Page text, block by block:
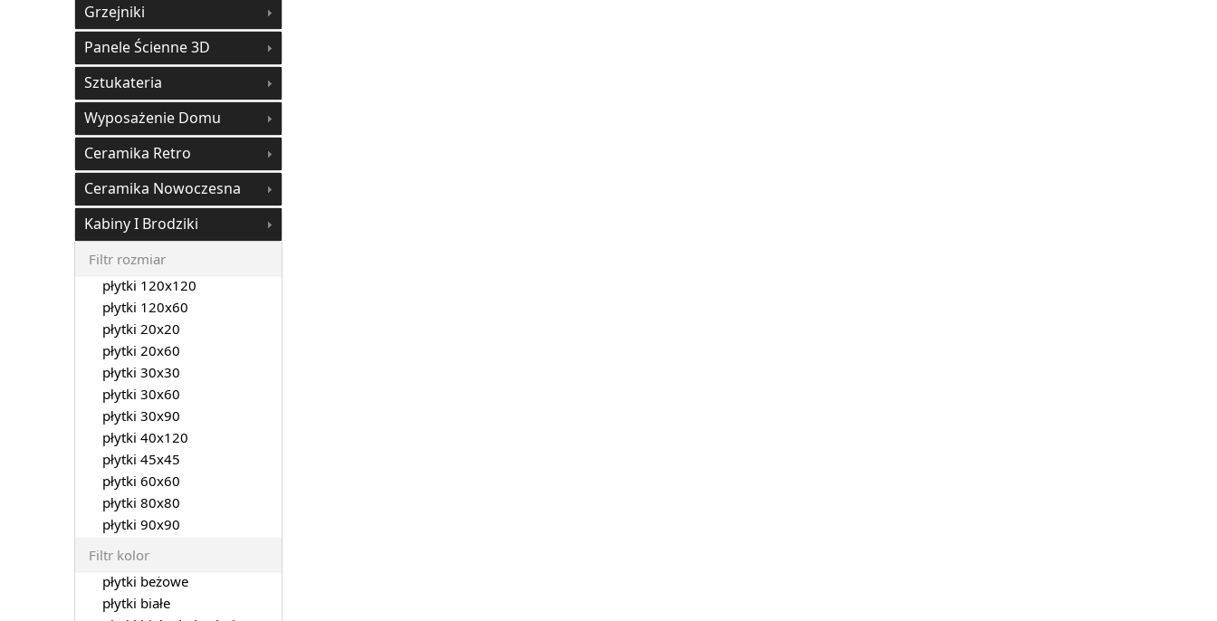
Grzejniki
Panele Ścienne 3D
Sztukateria
Wyposażenie Domu
Ceramika Retro
Ceramika Nowoczesna
Kabiny I Brodziki
Filtr rozmiar
płytki 120x120
płytki 120x60
płytki 20x20
płytki 20x60
płytki 30x30
płytki 30x60
płytki 30x90
płytki 40x120
płytki 45x45
płytki 60x60
płytki 80x80
płytki 90x90
Filtr kolor
płytki beżowe
płytki białe